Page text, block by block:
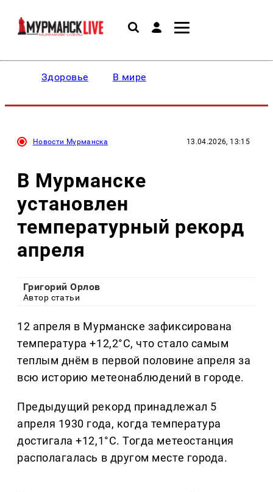
Здоровье В мире
Новости Мурманска 13.04.2026, 13:15
В Мурманске
установлен
температурный рекорд
апреля
Григорий Орлов
Автор статьи
12 апреля в Мурманске зафиксирована
температура +12,2°C, что стало самым
теплым днём в первой половине апреля за
всю историю метеонаблюдений в городе.
Предыдущий рекорд принадлежал 5
апреля 1930 года, когда температура
достигала +12,1°C. Тогда метеостанция
располагалась в другом месте города.